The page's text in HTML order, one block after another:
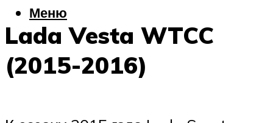
Меню
Lada Vesta WTCC
(2015-2016)